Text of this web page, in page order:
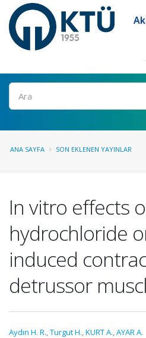
Ara
ANA SAYFA SON EKLENEN YAYINLAR
In vitro effects
hydrochloride
induced
detrussor
Aydın H. R.,Turgut H.,KURT A.,AYAR A.